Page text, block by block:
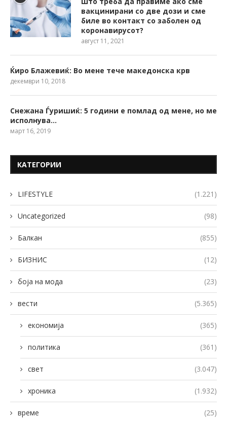
вакцинирани со две дози и сме
биле во контакт со заболен од
коронавирусот?
август 11, 2021
Ќиро Блажевиќ: Во мене тече македонска крв
декември 10, 2018
Снежана Ѓуришиќ: 5 години е помлад од мене, но ме
исполнува…
март 16, 2019
КАТЕГОРИИ
LIFESTYLE (1.221)
Uncategorized (98)
Балкан (855)
БИЗНИС (12)
боја на мода (23)
вести (5.365)
економија (365)
политика (361)
свет (3.047)
хроника (1.932)
време (25)